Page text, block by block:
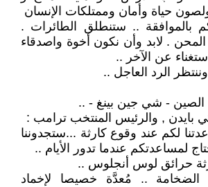
حياة وأمان وممتلكات الإنسان
بالموافقة .. ستنطلق الطائرات .
. لابد وأن نكون أخوة واصدقاء
عن الآخر ..
الرد العاجل ..
- شي جين بينغ - ..
بايدن , والرئيس المنتخب ترامب :
لكم عند وقوع كارثة ...ستجدوننا
لمساعدتكم عندما تدور الأيام ..
حرائق لوس أنجلوس ..
الضخامة .. مُعدَّة خصيصا لإخماد